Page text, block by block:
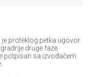
proteklog petka ugovor
druge faze
potpisan sa izvođačem